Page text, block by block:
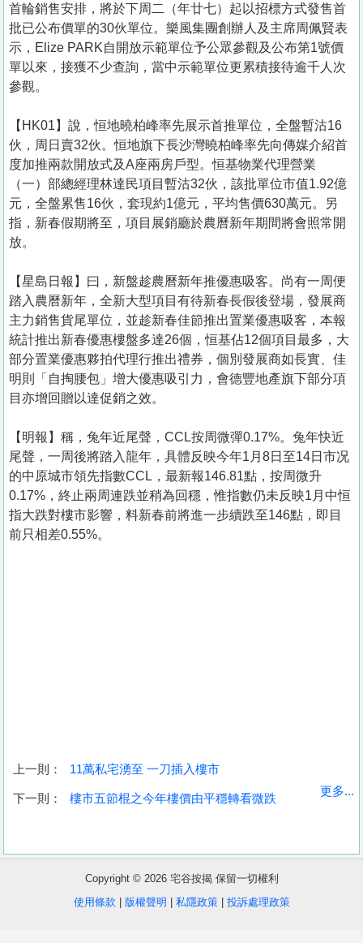
收
盤
首輪銷售安排，將於下周二（年廿七）起以招標方式發售首
批已公布價單的30伙單位。樂風集團創辦人及主席周佩賢表
示，Elize PARK自開放示範單位予公眾參觀及公布第1號價
單以來，接獲不少查詢，當中示範單位更累積接待逾千人次
參觀。
【HK01】說，恒地曉柏峰率先展示首推單位，全盤暫沽16
伙，周日賣32伙。恒地旗下長沙灣曉柏峰率先向傳媒介紹首
度加推兩款開放式及A座兩房戶型。恒基物業代理營業
（一）部總經理林達民項目暫沽32伙，該批單位市值1.92億
元，全盤累售16伙，套現約1億元，平均售價630萬元。另
指，新春假期將至，項目展銷廳於農曆新年期間將會照常開
放。
【星島日報】曰，新盤趁農曆新年推優惠吸客。尚有一周便
踏入農曆新年，全新大型項目有待新春長假後登場，發展商
主力銷售貨尾單位，並趁新春佳節推出置業優惠吸客，本報
統計推出新春優惠樓盤多達26個，恒基佔12個項目最多，大
部分置業優惠夥拍代理行推出禮券，個別發展商如長實、佳
明則「自掏腰包」增大優惠吸引力，會德豐地產旗下部分項
目亦增回贈以達促銷之效。
【明報】稱，兔年近尾聲，CCL按周微彈0.17%。兔年快近
尾聲，一周後將踏入龍年，具體反映今年1月8日至14日市况
的中原城市領先指數CCL，最新報146.81點，按周微升
0.17%，終止兩周連跌並稍為回穩，惟指數仍未反映1月中恒
指大跌對樓市影響，料新春前將進一步續跌至146點，即目
前只相差0.55%。
上一則： 11萬私宅湧至 一刀插入樓市
下一則： 樓市五節棍之今年樓價由平穩轉看微跌
更多...
Copyright © 2026 宅谷按揭 保留一切權利
使用條款
版權聲明 私隱政策| 投訴處理政策